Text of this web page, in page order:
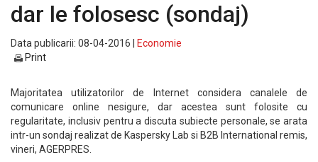
dar le folosesc (sondaj)
Data publicarii: 08-04-2016 |
Economie
Print
Majoritatea utilizatorilor de Internet considera canalele de
comunicare online nesigure, dar acestea sunt folosite cu
regularitate, inclusiv pentru a discuta subiecte personale, se arata
intr-un sondaj realizat de Kaspersky Lab si B2B International remis,
vineri, AGERPRES.